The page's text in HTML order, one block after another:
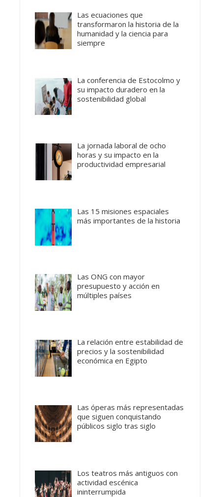
Las ecuaciones que
transformaron la historia de la
humanidad y la ciencia para
siempre
La conferencia de Estocolmo y
su impacto duradero en la
sostenibilidad global
La jornada laboral de ocho
horas y su impacto en la
productividad empresarial
Las 15 misiones espaciales
más importantes de la historia
Las ONG con mayor
presupuesto y acción en
múltiples países
La relación entre estabilidad de
precios y la sostenibilidad
económica en Egipto
Las óperas más representadas
que siguen conquistando
públicos siglo tras siglo
Los teatros más antiguos con
actividad escénica
ininterrumpida